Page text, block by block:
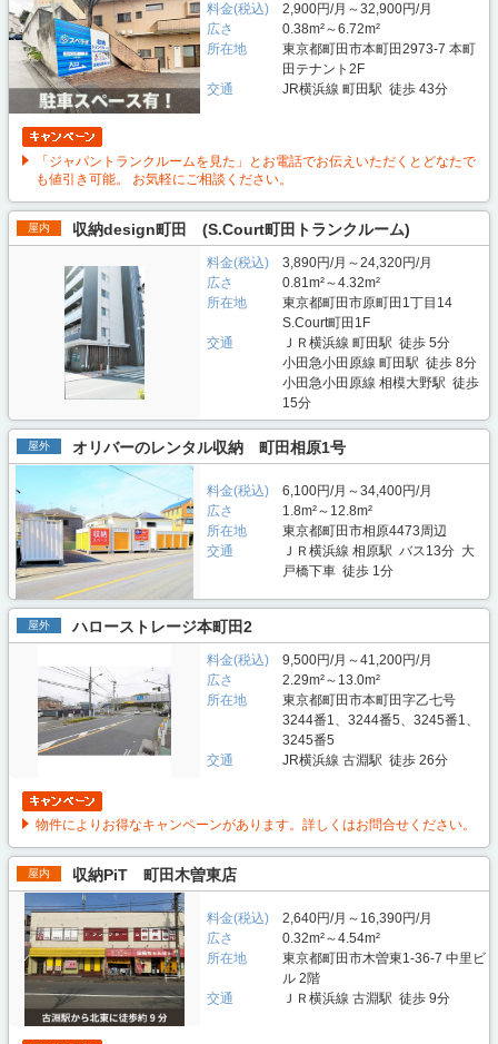
料金(税込)
2,900円/月～32,900円/月
広さ
0.38m²～6.72m²
所在地
東京都町田市本町田2973-7 本町
田テナント2F
交通
JR横浜線 町田駅 徒歩 43分
「ジャパントランクルームを見た」とお電話でお伝えいただくとどなたで
も値引き可能。 お気軽にご相談ください。
屋内 収納design町田 (S.Court町田トランクルーム)
料金(税込)
3,890円/月～24,320円/月
広さ
0.81m²～4.32m²
所在地
東京都町田市原町田1丁目14
S.Court町田1F
交通
ＪＲ横浜線 町田駅 徒歩 5分
小田急小田原線 町田駅 徒歩 8分
小田急小田原線 相模大野駅 徒歩
15分
屋外 オリバーのレンタル収納 町田相原1号
料金(税込)
6,100円/月～34,400円/月
広さ
1.8m²～12.8m²
所在地
東京都町田市相原4473周辺
交通
ＪＲ横浜線 相原駅 バス13分 大
戸橋下車 徒歩 1分
屋外 ハローストレージ本町田2
料金(税込)
9,500円/月～41,200円/月
広さ
2.29m²～13.0m²
所在地
東京都町田市本町田字乙七号
3244番1、3244番5、3245番1、
3245番5
交通
JR横浜線 古淵駅 徒歩 26分
物件によりお得なキャンペーンがあります。詳しくはお問合せください。
屋内 収納PiT 町田木曽東店
料金(税込)
2,640円/月～16,390円/月
広さ
0.32m²～4.54m²
所在地
東京都町田市木曽東1-36-7 中里ビ
ル 2階
交通
ＪＲ横浜線 古淵駅 徒歩 9分